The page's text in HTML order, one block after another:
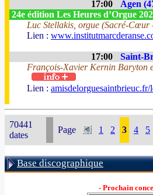
17:00 Agen
24e édition Les Heures d’Orgue
Luc Stellakis, orgue (Sacré-Cœur
Lien :
17:00 Saint-
François-Xavier Kernin Baryton
Lien :
70441
dates
Page 1 2 3 4 5
Base discographique
- Prochain